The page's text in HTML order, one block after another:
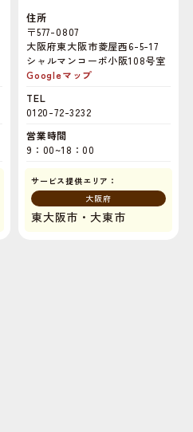
住所
〒577-0807
大阪府東大阪市菱屋西6-5-17
シャルマンコーポ小阪108号室
Googleマップ
TEL
0120-72-3232
営業時間
9：00~18：00
サービス提供エリア：
大阪府
東大阪市・大東市